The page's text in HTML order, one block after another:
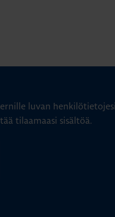
luvan
tilaamaasi sisältöä.